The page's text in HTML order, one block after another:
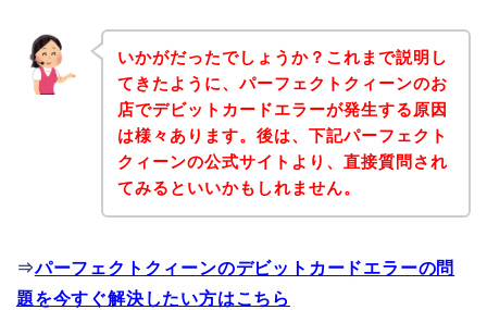
いかがだったでしょうか？これまで説明し
てきたように、パーフェクトクィーンのお
店でデビットカードエラーが発生する原因
は様々あります。後は、下記パーフェクト
クィーンの公式サイトより、直接質問され
てみるといいかもしれません。
⇒パーフェクトクィーンのデビットカードエラーの問
題を今すぐ解決したい方はこちら